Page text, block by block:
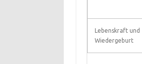
Lebenskraft und
Wiedergeburt